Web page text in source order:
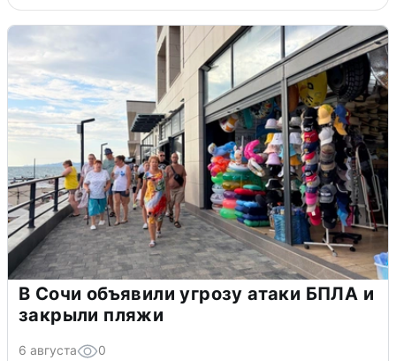
В Сочи объявили угрозу атаки БПЛА и
закрыли пляжи
6 августа 0